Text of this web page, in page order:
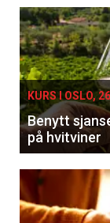
KURS I OSLO,
Benytt
på hvitviner